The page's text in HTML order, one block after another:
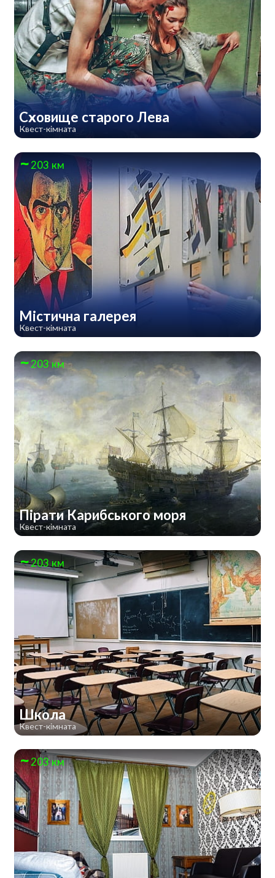
Сховище старого Лева
Квест-кімната
203 км
Містична галерея
Квест-кімната
203 км
Пірати Карибського моря
Квест-кімната
203 км
Школа
Квест-кімната
203 км